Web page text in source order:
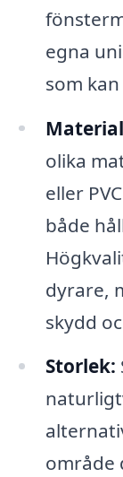
egna
som
olika
eller
både
dyrare,
skydd
Storlek:
område